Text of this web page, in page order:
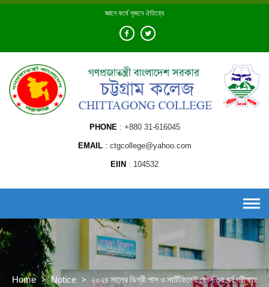
Skip
জ্ঞানে কর্মে সৃজনে ঐতিহ্যে
PHONE +880 31-616045
EMAIL ctgcollege@yahoo.com
EIIN 104532
Home > Notice > ২০২৪ সালের ডিগ্রী পাস ও সার্টিফিকেট কোর্স ৩য় বর্ষ পরীক্ষার